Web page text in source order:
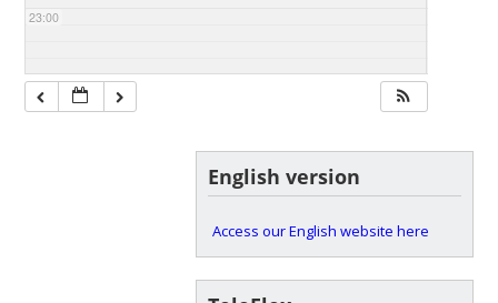
23:00
English version
Access our English website here